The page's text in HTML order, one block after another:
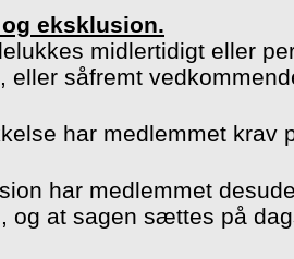
eksklusion.
midlertidigt eller
eller såfremt
har medlemmet
har medlemmet
og at sagen sættes på